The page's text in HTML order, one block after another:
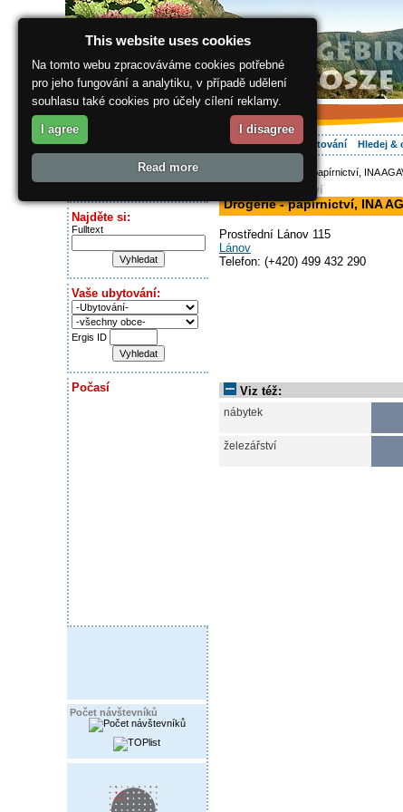
O regionu Vaše dovolená Ubytování Hledej &
Dnes je:
Najděte si:
Fulltext
Vaše ubytování:
Ergis ID
Počasí
Počet návštevníků
> Drogerie - papírnictví, INA
drogerie, papírnictví
Drogerie - papírnictví, INA
Prostřední Lánov 115
Lánov
Telefon: (+420) 499 432 290
Viz též:
nábytek
železářství
This website uses cookies
Na tomto webu zpracováváme cookies potřebné
pro jeho fungování a analytiku, v případě udělení
souhlasu také cookies pro účely cílení reklamy.
I agree I disagree
Read more